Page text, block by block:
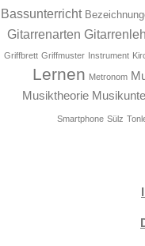
Bassunterricht
Gitarrenarten
Griffbrett Griffmuster Instrument
Lernen Metronom
Musiktheorie
Smartphone Sülz